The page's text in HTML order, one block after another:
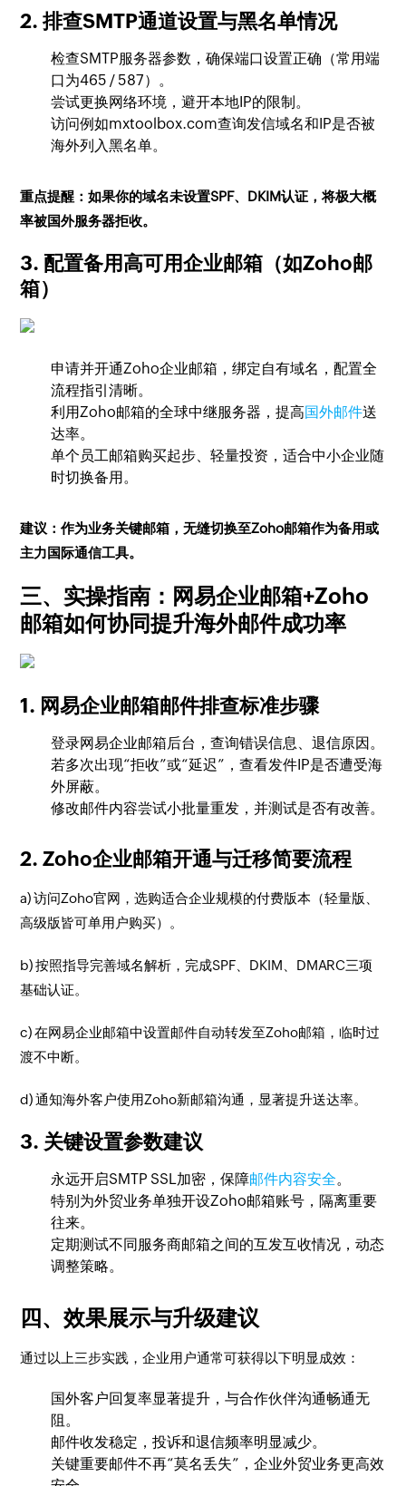
2. 排查SMTP通道设置与黑名单情况
检查SMTP服务器参数，确保端口设置正确（常用端
口为465 / 587）。
尝试更换网络环境，避开本地IP的限制。
访问例如mxtoolbox.com查询发信域名和IP是否被
海外列入黑名单。
重点提醒：如果你的域名未设置SPF、DKIM认证，将极大概
率被国外服务器拒收。
3. 配置备用高可用企业邮箱（如Zoho邮
箱）
申请并开通Zoho企业邮箱，绑定自有域名，配置全
流程指引清晰。
利用Zoho邮箱的全球中继服务器，提高国外邮件送
达率。
单个员工邮箱购买起步、轻量投资，适合中小企业随
时切换备用。
建议：作为业务关键邮箱，无缝切换至Zoho邮箱作为备用或
主力国际通信工具。
三、实操指南：网易企业邮箱+Zoho
邮箱如何协同提升海外邮件成功率
1. 网易企业邮箱邮件排查标准步骤
登录网易企业邮箱后台，查询错误信息、退信原因。
若多次出现“拒收”或“延迟”，查看发件IP是否遭受海
外屏蔽。
修改邮件内容尝试小批量重发，并测试是否有改善。
2. Zoho企业邮箱开通与迁移简要流程
a) 访问Zoho官网，选购适合企业规模的付费版本（轻量版、
高级版皆可单用户购买）。
b) 按照指导完善域名解析，完成SPF、DKIM、DMARC三项
基础认证。
c) 在网易企业邮箱中设置邮件自动转发至Zoho邮箱，临时过
渡不中断。
d) 通知海外客户使用Zoho新邮箱沟通，显著提升送达率。
3. 关键设置参数建议
永远开启SMTP SSL加密，保障邮件内容安全。
特别为外贸业务单独开设Zoho邮箱账号，隔离重要
往来。
定期测试不同服务商邮箱之间的互发互收情况，动态
调整策略。
四、效果展示与升级建议
通过以上三步实践，企业用户通常可获得以下明显成效：
国外客户回复率显著提升，与合作伙伴沟通畅通无
阻。
邮件收发稳定，投诉和退信频率明显减少。
关键重要邮件不再“莫名丢失”，企业外贸业务更高效